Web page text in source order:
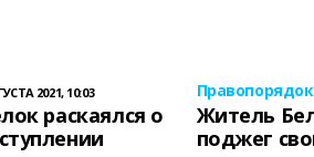
2021, 10:03
раскаялся о
Правопорядок
Житель
поджег